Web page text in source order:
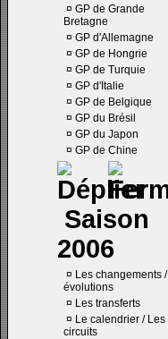
¤ GP de Grande
Bretagne
¤ GP d'Allemagne
¤ GP de Hongrie
¤ GP de Turquie
¤ GP d'Italie
¤ GP de Belgique
¤ GP du Brésil
¤ GP du Japon
¤ GP de Chine
Saison
2006
¤ Les changements /
évolutions
¤ Les transferts
¤ Le calendrier / Les
circuits